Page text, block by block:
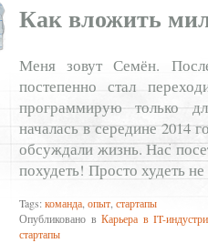
Как вложить
Меня зовут Семён.
постепенно стал
программирую только
началась в середине 2014
обсуждали жизнь. Нас
похудеть! Просто худеть
Tags: команда,опыт,стартапы
Опубликовано в Карьера в IT-
стартапы